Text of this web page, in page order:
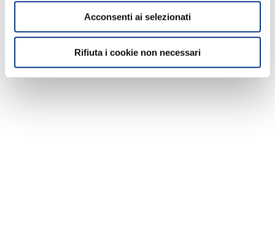
Acconsenti ai selezionati
Rifiuta i cookie non necessari